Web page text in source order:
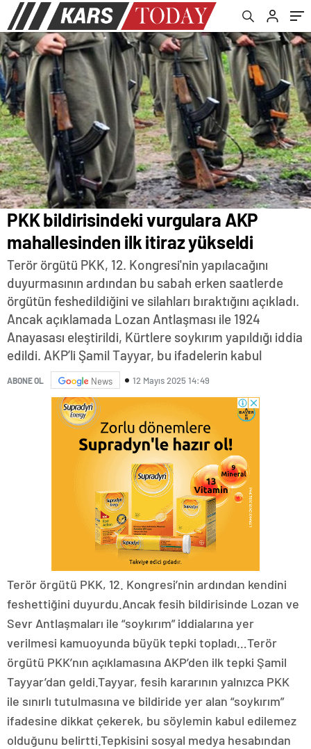
PKK bildirisindeki vurgulara AKP
mahallesinden ilk itiraz yükseldi
Terör örgütü PKK, 12. Kongresi'nin yapılacağını
duyurmasının ardından bu sabah erken saatlerde
örgütün feshedildiğini ve silahları bıraktığını açıkladı.
Ancak açıklamada Lozan Antlaşması ile 1924
Anayasası eleştirildi, Kürtlere soykırım yapıldığı iddia
edildi. AKP’li Şamil Tayyar, bu ifadelerin kabul
ABONE OL News 12 Mayıs 2025 14:49
Terör örgütü PKK, 12. Kongresi’nin ardından kendini
feshettiğini duyurdu.Ancak fesih bildirisinde Lozan ve
Sevr Antlaşmaları ile “soykırım” iddialarına yer
verilmesi kamuoyunda büyük tepki topladı…Terör
örgütü PKK’nın açıklamasına AKP’den ilk tepki Şamil
Tayyar’dan geldi.Tayyar, fesih kararının yalnızca PKK
ile sınırlı tutulmasına ve bildiride yer alan “soykırım”
ifadesine dikkat çekerek, bu söylemin kabul edilemez
olduğunu belirtti.Tepkisini sosyal medya hesabından